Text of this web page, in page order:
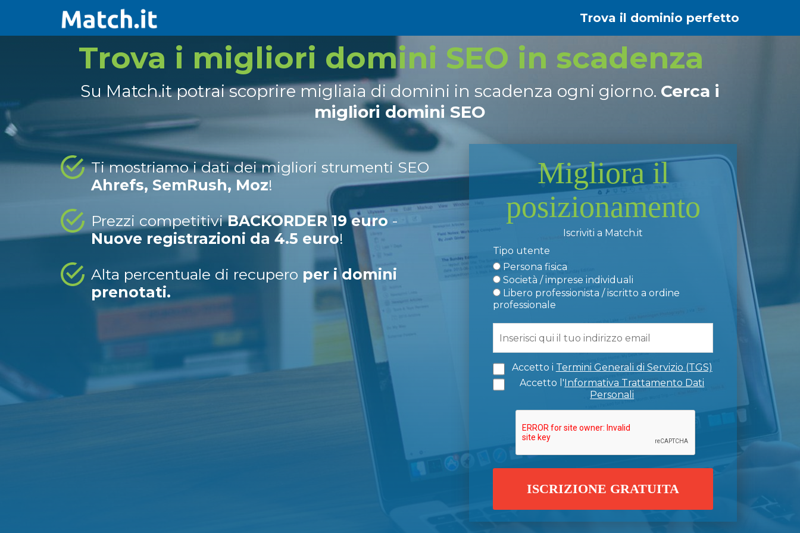
Trova il dominio perfetto
Trova i migliori domini SEO in scadenza
Su Match.it potrai scoprire migliaia di domini in scadenza ogni giorno. Cerca i
migliori domini SEO
Ti mostriamo i dati dei migliori strumenti SEO
Ahrefs, SemRush, Moz!
Prezzi competitiviBACKORDER 19 euro -
Nuove registrazioni da 4.5 euro!
Alta percentuale di recupero per i domini
prenotati.
Migliora il
posizionamento
Iscriviti a Match.it
Tipo utente
Persona fisica
Società / imprese individuali
Libero professionista / iscritto a ordine
professionale
Accetto i Termini Generali di Servizio (TGS)
Accetto l'Informativa Trattamento Dati
Personali